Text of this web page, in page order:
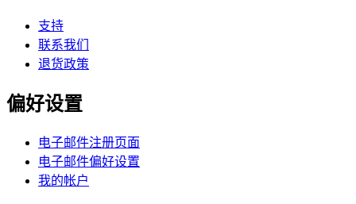
支持
联系我们
退货政策
偏好设置
电子邮件注册页面
电子邮件偏好设置
我的帐户